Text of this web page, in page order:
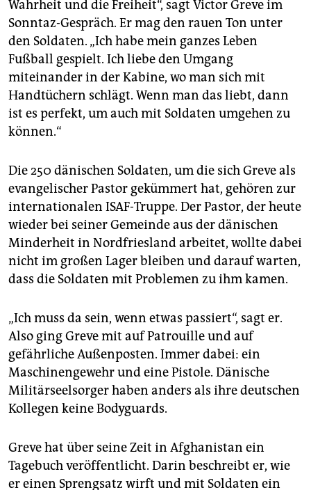
Wahrheit und die Freiheit“, sagt Victor Greve im
Sonntaz-Gespräch. Er mag den rauen Ton unter
den Soldaten. „Ich habe mein ganzes Leben
Fußball gespielt. Ich liebe den Umgang
miteinander in der Kabine, wo man sich mit
Handtüchern schlägt. Wenn man das liebt, dann
ist es perfekt, um auch mit Soldaten umgehen zu
können.“
Die 250 dänischen Soldaten, um die sich Greve als
evangelischer Pastor gekümmert hat, gehören zur
internationalen ISAF-Truppe. Der Pastor, der heute
wieder bei seiner Gemeinde aus der dänischen
Minderheit in Nordfriesland arbeitet, wollte dabei
nicht im großen Lager bleiben und darauf warten,
dass die Soldaten mit Problemen zu ihm kamen.
„Ich muss da sein, wenn etwas passiert“, sagt er.
Also ging Greve mit auf Patrouille und auf
gefährliche Außenposten. Immer dabei: ein
Maschinengewehr und eine Pistole. Dänische
Militärseelsorger haben anders als ihre deutschen
Kollegen keine Bodyguards.
Greve hat über seine Zeit in Afghanistan ein
Tagebuch veröffentlicht. Darin beschreibt er, wie
er einen Sprengsatz wirft und mit Soldaten ein